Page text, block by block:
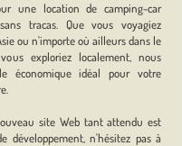
une location de camping-car
tracas. Que vous voyagiez
ou n'importe où ailleurs dans le
exploriez localement, nous
économique idéal pour votre
site Web tant attendu est
développement, n'hésitez pas à